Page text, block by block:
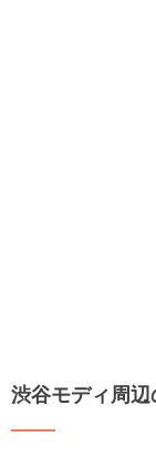
渋谷モディ周